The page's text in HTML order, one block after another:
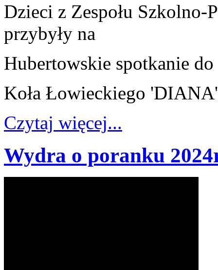
Dzieci z Zespołu Szkolno-
przybyły na
Hubertowskie spotkanie
Koła Łowieckiego
Czytaj więcej...
Wydra o poranku